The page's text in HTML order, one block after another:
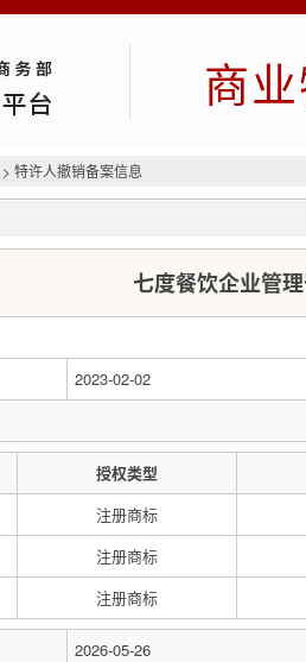
商
> 特许人撤销备案信息
七度餐饮企业管
2023-02-02
授权类型
注册商标
注册商标
注册商标
2026-05-26